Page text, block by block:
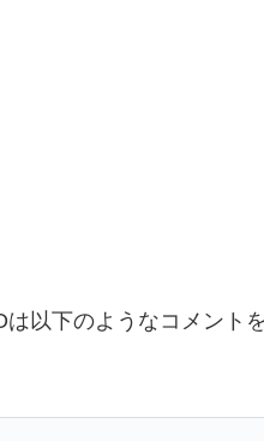
以下のようなコメント